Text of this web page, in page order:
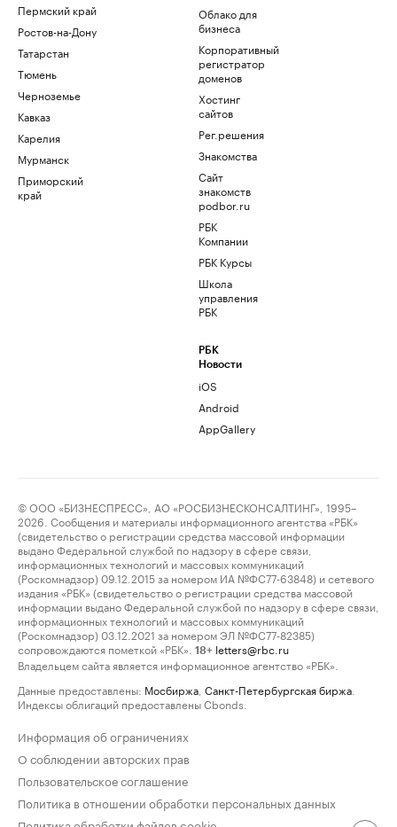
Пермский край
Ростов-на-Дону
Татарстан
Тюмень
Черноземье
Кавказ
Карелия
Мурманск
Приморский
край
Облако для
бизнеса
Корпоративный
регистратор
доменов
Хостинг
сайтов
Рег.решения
Знакомства
Сайт
знакомств
podbor.ru
РБК
Компании
РБК Курсы
Школа
управления
РБК
РБК
Новости
iOS
Android
AppGallery
© ООО «БИЗНЕСПРЕСС», АО «РОСБИЗНЕСКОНСАЛТИНГ», 1995–
2026. Сообщения и материалы информационного агентства «РБК»
(свидетельство о регистрации средства массовой информации
выдано Федеральной службой по надзору в сфере связи,
информационных технологий и массовых коммуникаций
(Роскомнадзор) 09.12.2015 за номером ИА №ФС77-63848) и сетевого
издания «РБК» (свидетельство о регистрации средства массовой
информации выдано Федеральной службой по надзору в сфере связи,
информационных технологий и массовых коммуникаций
(Роскомнадзор) 03.12.2021 за номером ЭЛ №ФС77-82385)
сопровождаются пометкой «РБК».
18+ letters@rbc.ru
Владельцем сайта является информационное агентство «РБК».
Данные предоставлены: Мосбиржа Санкт-Петербургская биржа
Индексы облигаций предоставлены Cbonds.
Информация об ограничениях
О соблюдении авторских прав
Пользовательское соглашение
Политика в отношении обработки персональных данных